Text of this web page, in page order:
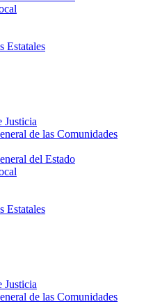
Estatales
Justicia
de las Comunidades
del Estado
Estatales
Justicia
de las Comunidades